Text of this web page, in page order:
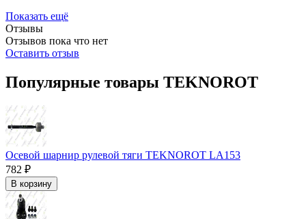
Показать ещё
Отзывы
Отзывов пока что нет
Оставить отзыв
Популярные товары TEKNOROT
Осевой шарнир рулевой тяги TEKNOROT LA153
782 ₽
В корзину